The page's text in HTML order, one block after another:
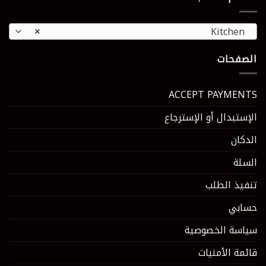
Kitchen
الصفحات
ACCEPT PAYMENTS
الإستبدال أو الإسترجاع
الدكان
السلة
تنفيذ الطلب
حسابي
سياسة الخصوصية
قائمة الأمنيات